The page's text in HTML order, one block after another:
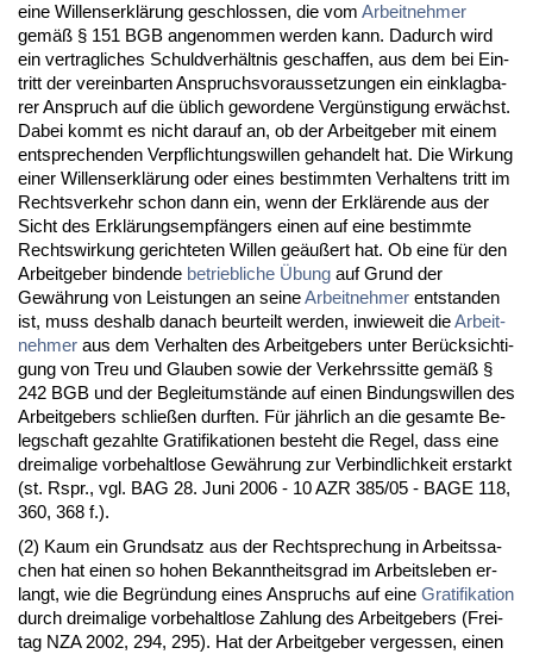
ei­ne Wil­lens­erklärung ge­schlos­sen, die vom Ar­beit­neh­mer
gemäß § 151 BGB an­ge­nom­men wer­den kann. Da­durch wird
ein ver­trag­li­ches Schuld­verhält­nis ge­schaf­fen, aus dem bei Ein­
tritt der ver­ein­bar­ten An­spruchs­vor­aus­set­zun­gen ein ein­klag­ba­
rer An­spruch auf die üblich ge­wor­de­ne Vergüns­ti­gung erwächst.
Da­bei kommt es nicht dar­auf an, ob der Ar­beit­ge­ber mit ei­nem
ent­spre­chen­den Ver­pflich­tungs­wil­len ge­han­delt hat. Die Wir­kung
ei­ner Wil­lens­erklärung oder ei­nes be­stimm­ten Ver­hal­tens tritt im
Rechts­ver­kehr schon dann ein, wenn der Erklären­de aus der
Sicht des Erklärungs­empfängers ei­nen auf ei­ne be­stimm­te
Rechts­wir­kung ge­rich­te­ten Wil­len geäußert hat. Ob ei­ne für den
Ar­beit­ge­ber bin­den­de be­trieb­li­che Übung auf Grund der
Gewährung von Leis­tun­gen an sei­neAr­beit­neh­mer ent­stan­den
ist, muss des­halb da­nach be­ur­teilt wer­den, in­wie­weit dieAr­beit­
neh­mer aus dem Ver­hal­ten des Ar­beit­ge­bers un­ter Berück­sich­ti­
gung von Treu und Glau­ben so­wie der Ver­kehrs­sit­te gemäß §
242 BGB und der Be­gleit­umstände auf ei­nen Bin­dungs­wil­len des
Ar­beit­ge­bers schließen durf­ten. Für jähr­lich an die ge­sam­te Be­
leg­schaft ge­zahl­te Gra­ti­fi­ka­tio­nen be­steht die Re­gel, dass ei­ne
drei­ma­li­ge vor­be­halt­lo­se Gewährung zur Ver­bind­lich­keit er­starkt
(st. Rspr., vgl. BAG 28. Ju­ni 2006 - 10 AZR 385/05 - BA­GE 118,
360, 368 f.).
(2) Kaum ein Grund­satz aus der Recht­spre­chung in Ar­beits­sa­
chen hat ei­nen so ho­hen Be­kannt­heits­grad im Ar­beits­le­ben er­
langt, wie die Be­gründung ei­nes An­spruchs auf ei­ne Gra­ti­fi­ka­ti­on
durch drei­ma­li­ge vor­be­halt­lo­se Zah­lung des Ar­beit­ge­bers (Frei­
tag NZA 2002, 294, 295). Hat der Ar­beit­ge­ber ver­ges­sen, ei­nen